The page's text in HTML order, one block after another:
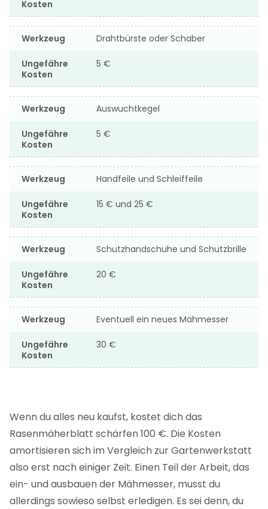
Kosten
Werkzeug Drahtbürste oder Schaber
Ungefähre
Kosten
5 €
Werkzeug Auswuchtkegel
Ungefähre
Kosten
5 €
Werkzeug Handfeile und Schleiffeile
Ungefähre
Kosten
15 € und 25 €
Werkzeug Schutzhandschuhe und Schutzbrille
Ungefähre
Kosten
20 €
Werkzeug Eventuell ein neues Mähmesser
Ungefähre
Kosten
30 €
Wenn du alles neu kaufst, kostet dich das
Rasenmäherblatt schärfen 100 €. Die Kosten
amortisieren sich im Vergleich zur Gartenwerkstatt
also erst nach einiger Zeit. Einen Teil der Arbeit, das
ein- und ausbauen der Mähmesser, musst du
allerdings sowieso selbst erledigen. Es sei denn, du